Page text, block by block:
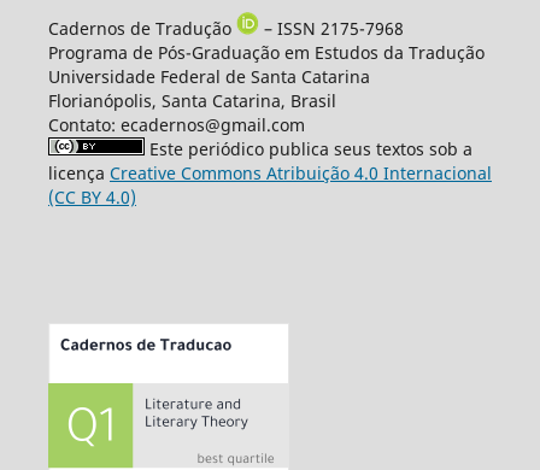
Cadernos de Tradução
– ISSN 2175-7968
Programa de Pós-Graduação em Estudos da Tradução
Universidade Federal de Santa Catarina
Florianópolis, Santa Catarina, Brasil
Contato: ecadernos@gmail.com
Este periódico publica seus textos sob a
licença Creative Commons Atribuição 4.0 Internacional
(CC BY 4.0)